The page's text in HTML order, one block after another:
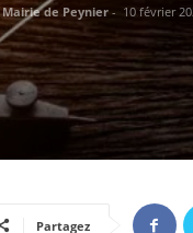
Mairie de Peynier- 10 février
Partagez